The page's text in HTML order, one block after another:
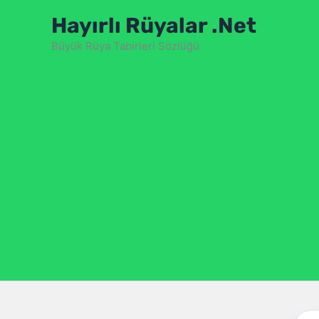
Hayırlı Rüyalar .Net
Büyük Rüya Tabirleri Sözlüğü